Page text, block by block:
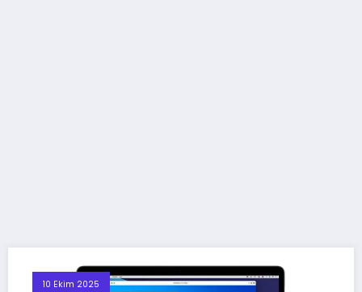
10 Ekim 2025